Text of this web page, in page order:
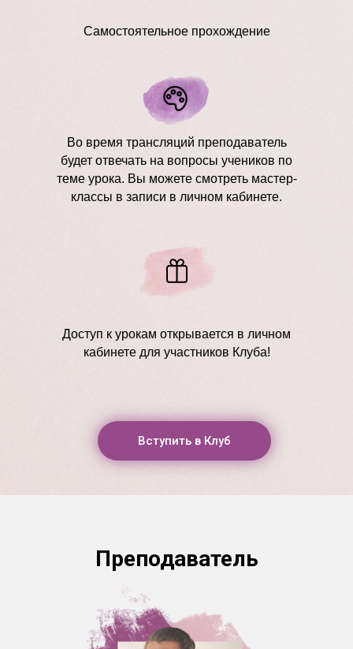
Самостоятельное прохождение
Доступ к урокам открывается в личном
кабинете для участников Клуба!
Во время трансляций преподаватель
будет отвечать на вопросы учеников по
теме урока. Вы можете смотреть мастер-
классы в записи в личном кабинете.
Вступить в Клуб
Преподаватель